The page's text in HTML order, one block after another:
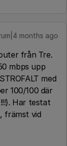
months ago
från Tre.
mbps upp
med
100/100 där
Har testat
främst vid